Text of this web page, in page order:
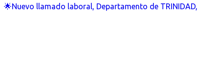
🌟Nuevo llamado laboral, Departamento de TRINIDAD,